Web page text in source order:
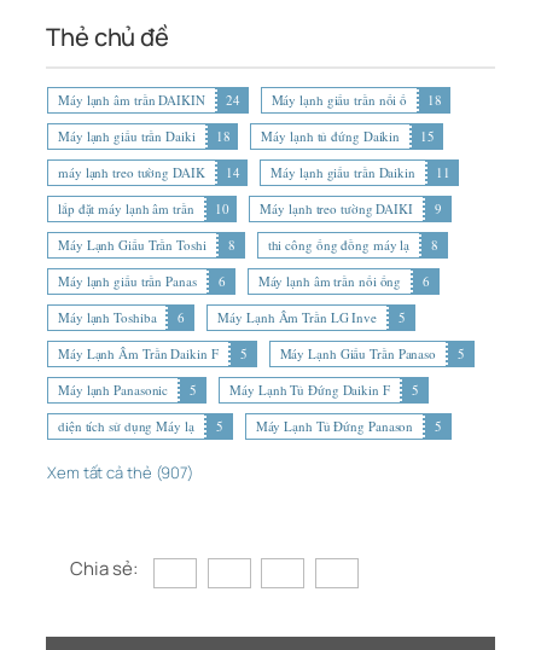
Thẻ chủ đề
Máy lạnh âm trần DAIKIN 24 Máy lạnh giấu trần nối ố
18
Máy lạnh giấu trần Daiki
18 Máy lạnh tủ đứng Daikin
15
máy lạnh treo tường DAIK
14 Máy lạnh giấu trần Daikin
11
lắp đặt máy lạnh âm trần
10 Máy lạnh treo tường DAIKI
9
Máy Lạnh Giấu Trần Toshi
8 thi công ống đồng máy lạ
8
Máy lạnh giấu trần Panas
6 Máy lạnh âm trần nối ống
6
Máy lạnh Toshiba
6 Máy Lạnh Âm Trần LG Inve
5
Máy Lạnh Âm Trần Daikin F
5 Máy Lạnh Giấu Trần Panaso
5
Máy lạnh Panasonic
5 Máy Lạnh Tủ Đứng Daikin F
5
diện tích sử dụng Máy lạ
5 Máy Lạnh Tủ Đứng Panason 5
Xem tất cả thẻ (907)
Chia sẻ: